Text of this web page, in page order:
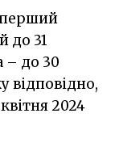
перший
до 31
– до 30
відповідно,
2024